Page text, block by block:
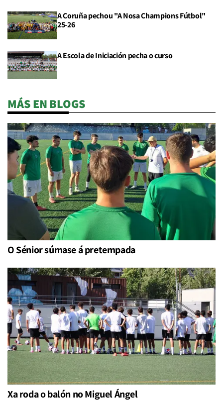
A Coruña pechou "A Nosa Champions Fútbol"
25-26
A Escola de Iniciación pecha o curso
MÁS EN BLOGS
O Sénior súmase á pretempada
Xa roda o balón no Miguel Ángel